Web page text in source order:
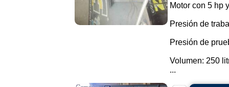
Motor con 5 hp
Presión de
Presión de
Volumen: 250
...